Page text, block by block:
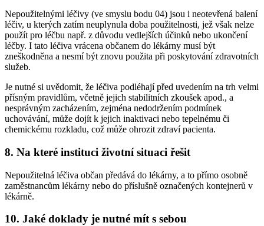
Nepoužitelnými léčivy (ve smyslu bodu 04) jsou i neotevřená balení
léčiv, u kterých zatím neuplynula doba použitelnosti, jež však nelze
použít pro léčbu např. z důvodu vedlejších účinků nebo ukončení
léčby. I tato léčiva vrácena občanem do lékárny musí být
zneškodněna a nesmí být znovu použita při poskytování zdravotních
služeb.
Je nutné si uvědomit, že léčiva podléhají před uvedením na trh velmi
přísným pravidlům, včetně jejich stabilitních zkoušek apod., a
nesprávným zacházením, zejména nedodržením podmínek
uchovávání, může dojít k jejich inaktivaci nebo tepelnému či
chemickému rozkladu, což může ohrozit zdraví pacienta.
8. Na které instituci životní situaci řešit
Nepoužitelná léčiva občan předává do lékárny, a to přímo osobně
zaměstnancům lékárny nebo do příslušně označených kontejnerů v
lékárně.
10. Jaké doklady je nutné mít s sebou